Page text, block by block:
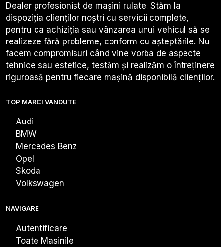
Dealer profesionist de mașini rulate. Stăm la
dispoziția clienților noștri cu servicii complete,
pentru ca achiziția sau vânzarea unui vehicul să se
realizeze fără probleme, conform cu așteptările. Nu
facem compromisuri când vine vorba de aspecte
tehnice sau estetice, testăm și realizăm o întreținere
riguroasă pentru fiecare mașină disponibilă clienților.
TOP MARCI VANDUTE
Audi
BMW
Mercedes Benz
Opel
Skoda
Volkswagen
NAVIGARE
Autentificare
Toate Masinile